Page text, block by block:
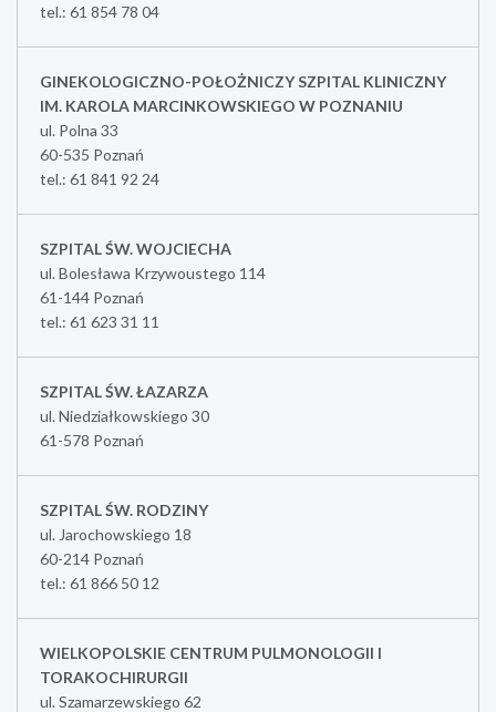
tel.: 61 854 78 04
GINEKOLOGICZNO-POŁOŻNICZY SZPITAL KLINICZNY
IM. KAROLA MARCINKOWSKIEGO W POZNANIU
ul. Polna 33
60-535 Poznań
tel.: 61 841 92 24
SZPITAL ŚW. WOJCIECHA
ul. Bolesława Krzywoustego 114
61-144 Poznań
tel.: 61 623 31 11
SZPITAL ŚW. ŁAZARZA
ul. Niedziałkowskiego 30
61-578 Poznań
SZPITAL ŚW. RODZINY
ul. Jarochowskiego 18
60-214 Poznań
tel.: 61 866 50 12
WIELKOPOLSKIE CENTRUM PULMONOLOGII I
TORAKOCHIRURGII
ul. Szamarzewskiego 62